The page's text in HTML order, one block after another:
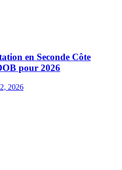
en Seconde Côte
pour 2026
2026